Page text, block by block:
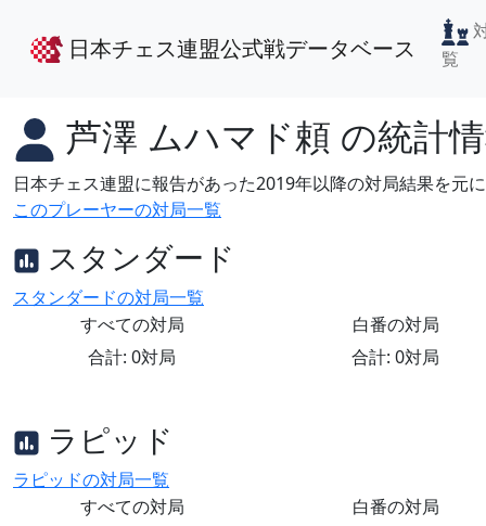
日本チェス連盟公式戦データベース
覧
芦澤 ムハマド頼 の統計
日本チェス連盟に報告があった2019年以降の対局結果を元
このプレーヤーの対局一覧
スタンダード
スタンダードの対局一覧
すべての対局
合計: 0対局
白番の対局
合計: 0対局
ラピッド
ラピッドの対局一覧
すべての対局
白番の対局